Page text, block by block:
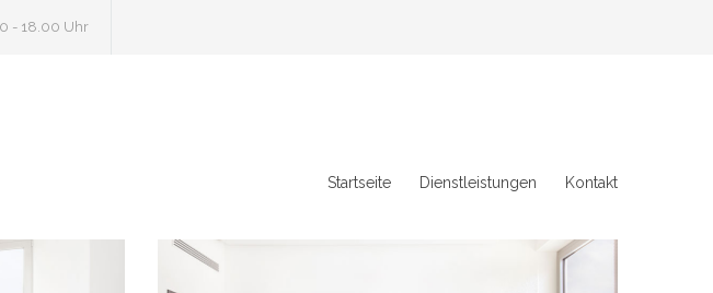
- 18.00 Uhr
Startseite Dienstleistungen Kontakt